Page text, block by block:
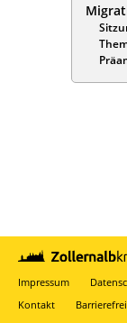
Impressum
Kontakt